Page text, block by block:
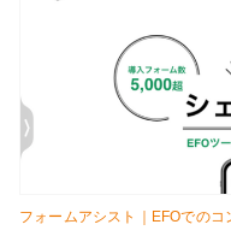
フォームアシスト｜EFOでの